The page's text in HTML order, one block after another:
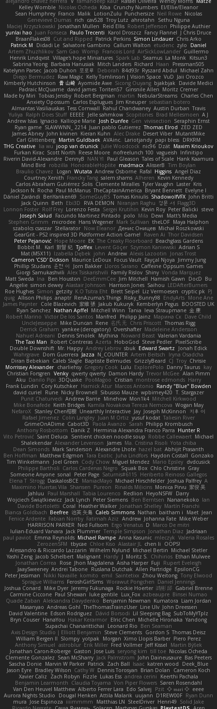
Kelley Womble Nicolas Ocheda Kiba Crunchy Numbers El/Ellie/Eleanor
Sean Humphrey Franco Malik LotionZulu Punchersize Neil Rowe Nicolas
Genevieve Dumas rich cav528 Troy Lutz ahrotahn
Sethu Nguna
Maciej Krzyszkowski Jonathan Mullen Reid Ellis Robert Jefferson Philippe Authier
yunlai hao Juan Fonseca Paulo Trecenti Karol Droszcz Fancy Flannel J Chris Druce
BraanFlakes08 Cut and Ripped Patrick Perkins Simon Lindauer Chris Arko
Patrick M
Didadi Le Salvatore Gambino Callum Walton etudenc zylo
Daniel
Artem Zhuzhlikov Sam Gao Womp Francois Lord AirSickLowLander Guillermo
Henrik Lindqvist Village's hope Miniatures Spark Lab Seamus La Monk Kitsun3
Sabrina Yeong Barbara Hanusiak Mitch Landers Richard Haan
Pressman505
Katelynn Parsec Jacob Duhon 포로루 Deborah 84d93r Ryszard Abdul Michael Zahn
Diego Bermudez Raw Magic Kelly Tomlinson | Vision Space VuD Jaii Orozco
Kimberly Hutchinson 貴 山崎 Ayomide Awe Sicong Ouyang bjakbjak Davide Medici
Padraic McQuarrie david james Toriten57 Ginsnile Allen Moritz Cremer
Made by Miri Tobias Jensby Robert Bergman martin NebularStreams Charles Chen
Anxiety Opossum Carlos Esplugues Jim Kneuper sebastian botero
Almantas Vasiliauskas Tess Cornwall Rahul Chandwaney Austin Durban Travis
Yuliya Ralph Does Stuff EEEEE Jelle sahmkow Scopitones Brad Mellesmoen A J
Andrew Islas Ignacio Kalliope Marie Josh Dunfee Gen viviisection Seraphin Ernst
Ryan game SLAWWNN_ 2214 Juan pablo Gutierrez Thomas Elrod ZED ZED
James Abney John kivinen Kieran Kuhn Alec Drake Desert Viber MutantMike
Carl Glittenberg Martin Guldbaek AVAinc. Lariotjandy papi bless DRKRM
THG Creative lia wu joop van drunick Julie Woodcock nic96 Dzät Maxim Krioukov
Furkan Kirac Scott North Reese Moore nofreelunch 100 vagueish Infinitipo
Riverin David-Alexandre DennyB NAN YI Paul Gleason Tales of Scale Hank Kaamura
Mind Bird
robzilla HonorableHoplite madmacx AlisserB Tim Boylan
Braulio Chavez
Logan Wutata Andrew Osborne Rafal Higgins Angel Diaz
Courtney Xenith Francky Tang salem shams Alheren Kevin Kennedy
Carlos Abraham Gutiérrez Solis Clemente Miralles Tyler Vaughn Laster Kris
Jackson N. Rocha Paul McManus TheCaptainAmerica Bryant Bennett Evelyne I
Dániel Zarándi BenYanken69 SomeGuyBS Tomas Kiniulis ShadowolfVFX John Britti
Jack Quinn Beth Ebi3D RVA DEMON Niranjan Raghu 경문 서 Flagg3D
Lonnon Foster Rolf Frey Lorenzo Festa Sergei Krutihin Kevin Roy Peter Balicki steve
Joseph Salud
Facundo Martinez Pintado polo Mila Dewi
Matt's Media
Stephen Grimm
microdee Hans Wegener Mark Sullivan theLOF Maya Halphon
szabolcs csaszar Stellarator Now Eleanor Денис Оницев Michał Roszkowski
GearGrit - PS2 inspired 3D Platformer Action Game!
Raven Ai Thor Davidsen
Peter Pejanović Hope Moore EK The Creaky Floorboard Beachglass Gardens
Bobbit M. Karl 敦智 紀 Tjoffex Levent Göçer Szymon Kaniewski Adrian S
Mat (M5X11) Izabella Dębek john Andrew Alexis Lazootin
Jonas Trost
Cameron 'CSD' Dickson Maurice LeDoux Focus Vault Fayçal Njoya Jimmy Jung
Phillip Studans 준현 이 Jorn Bakker Lloros Sarano Caffeine Oppsum Games
Giorgi Samukashvili Alex Tsiskarishvili Family Rislov Shiny Vonda Marquez
Matt Sweda Ina Ben Houston DeeEmmCee Jim Mitchell Hamish Gawn DocD Bu
Angelie simon dewey Alastair Johnson Harrison Jones Saihou LEDAfterBurners
Roe Hughes Simon getzity K.O Tsitra Eht Brett Seipel Liz Vermoesen cryptic pk PJ
quig Allison Philips anaptr RenAzuma's Things Risky_Bunny98 EndyArts Mone Ane
James Paynter Cole Blazevich 家維 張 Jakub Kukuryk Kemberlyn Pegus BOOSTED UK
Ryan Sanchez Nathan Apffel Mitchell Winn Tania Ieva Straupmane 金 康
Robert Marino Victor De los Santos Manfred Philipp Jainz Марина Ск Dave Child
UncleJesseppe Mike Duncan Rene 名氏 无 Chris Priscott Thomas Rigg
Derrick Graham yankee (derogatory) Overshafter Madeleine Andersson
Nahuel Adreani Dennis Smolek Mythina Noward Beast Valerian Vardania
The Taxi Man
Robert Contreras Azerta HoboGod Steve Pedler PixelScribe
Double Downshift Mr. Happy Andrey Lebrov sbuk Edward Swartz
Jonah Edick
Wahrgrave Dom Guerrera Jazza N_COUNTER Artem Beitsch
Iryna Osadcha
Diran Bebekian Caleb Slagle Baptiste Belmudes GrizzlyBeard CJ Troy Chrisie
Morrissey Alexander charliehsy Gregory Cook Lulu ExplorePolo Danny Taurus kay
Christian Forsgren Venky qwerty qwerty Damon Hardy Trevor McGee Alan Pimm
Aku Danilo Pipi 3DQuake PooMagoo Cristian montrose edmonds Harry
Frank Lundin Cory Kutschker Harnick Atur Marcos Antonio Randy "Blue" Bowden
david curiel
Rune Nicky Brownell Sibusiso Mauze wpbirney420 T. Stargazer
Punit Chaturvedi Andrew Barrie Minehow Mon1k4 Mitchell Kirkwood
Mike Bonafede Keith Bridges Kamila Novakova Tereza Nemcova Wogan May
NefaroX Stanley Chen榕樹 Unearthly Interactive Jay Joseph McKinnon
지후 이
Rafael Jimenez Colin Langley Juan M Ortiz yusuf kodat Taliesin River
GrimeOnADime Cabot3D Paola Avanzo Sarah Philipp Krombusch
Anthony Rosbottom Danik Z Herminia Alexandra Franco Parra Hunter R
Vito Petrović Saint Deluca Sentient chicken noodle soup Robbe Callewaert Michael
Shalekendar Alexander Levenson James Ma. Cristina Risoli Yota chiba
Dean Simonds Mark Sanderson Alexandre Lhote hazel bat Abhijit Prasanth
Ben Hoffman Matthew Edgmon Tara Exotic Juha Lindfors Haydon Costall Gonzako
Tim Winkelmann
Joel Green Cody Chow Miguel Mendez Mario Epsley dvdcusick
Philippe Bartholi Carlos Cardenas Negro Squak Box Chlo Christine Gray
Someone Anyone sonal Peter Page Saturnis#6115 Heriberto Reinoso Gallegos
Elena T Strogg DaskalosBCE ManiacMayo Michael Hirschfelder Joshua Palfrey A
Maximino Huertas Vila Shansen Pureon Rinalds Miļicins Monica Pirvu 家俊 吴
Jahluu
Paul Marshall Tabia Lourenco Redlion HeyoNSFW Darry
Wojciech Świątkiewicz Jack Lynch Peter Siemens Ben Berntsen Nananekoko Ian
Davide Bortoletti Coral Heather Walker Jonathan Shelley Martín Franchi
Bianca Goldbach Beefree 治英 矢島 Caleb Simmons Nathan baitham i Maet Jean
Fenice Ardente Fabian Norrby Fatimah Aziz Andrew Johanna Fate Mike Weber
HARRISON PARKER Ned Fullsom Ergo Venatus D Marco De mitri
Iulian-Eduard Varvara Jack Plummer Temple Simpson Jonathan Diaz Jadriaan
paul paviot Emma Reynolds Michael Rampe Anna Kasunic mleczyk Valeria Rosales
ZerozenSFM tbycae Chloe Kiso Alastair JL chen li
OOPS!
Alessandro & Riccardo Lazzarin Wilhelm Nylund Michael Bertin Michael Stetler
Yashi Zeng Jacob Schelbert Malignant Hardy J Moritz S. Chihirios Ethan Mulwee
Jonathan Correa
Rose Jhon Magdalena Aisha Harper Fuji
Rupert Eveleigh
JaaySweeney Andrei Tabone Ruslana Dutchak Allen Partridge EpsilonCG
Peter Jessiman
Nikki Navaille komito emil Saintetixx Zhou Weitong Tony Elwood
Sprague Williams FeroshGirlSims Worawut Pongchen Daniel Jennings
Joshua Conard
Mike Dyer Jeremy Fukunaga Rockie Hoerter 鸿彬 邱 Gabriel Brenne
Carmine Ciccone Paul Shewan luke gentile Lux_Fox azbeaupre Binsei Numao
Quade Zaban Aleksandra Davydenko Benjamin Newman Kumatora Liam Jordan
Masanyao Andreas Gohl TheThomasTrainzUser Line Ulv John Dreessen
David Valentine Edson Rodriguez Dávid Borsodi Lil Sleeping Bag SubToMyYTplz
Bryn Couser HanaYou Hakar Kerarmor Elric Chen Michelle Hironaka Yandong
Supachai Chanarittichai
Leonard Rio Ben Seaman
Axis Design Studio | Elliott Benjamin Steve Clements Gordon S Thomas Deisz
William Bergen II Slompy yotpak Morgan Ximo Llopis Barber Piero Perez
Anthony Simuel astroblur Erik Miller Fred Vollmer Jeff Kissel
Martin Býšek
Jonathan Caron-Roberge Gaston Jose Luis seryong kim till toe Nicolas Ocheda
Clemente Gonzalez Sean McSharry Jack Palmstrom John Daineusaure Bas Peeters
Sascha Donie Marvin W Parker Patrick Zach Ball Isaac katren wood
Deek_Blue
Jason Eyre Bradley Wilson Cathy W Dennis Torosyan Brian Dolan
Cameron Koch
Xavier Caliz
Zach Robyn Fizzle Lukas Ess andrea cerini
Keerthi Pachala
Benjamin Learmonth Claudia Toyama Von Piper Flowers Søren Rosendahl
Van Den Heuvel Matthew Alberto Ferrer Lara Edo Salvej Pzit ✧ 𝔪𝔞𝔯𝔦 ✧ eeee
Aurora Nights Studio
Dougal Henken Attila Malarik uujann D1REW00F Ryan Dunn
mura Jose Espinoza iiiimmmm Matthias LN SteelDriver Henri49 Solid Jake